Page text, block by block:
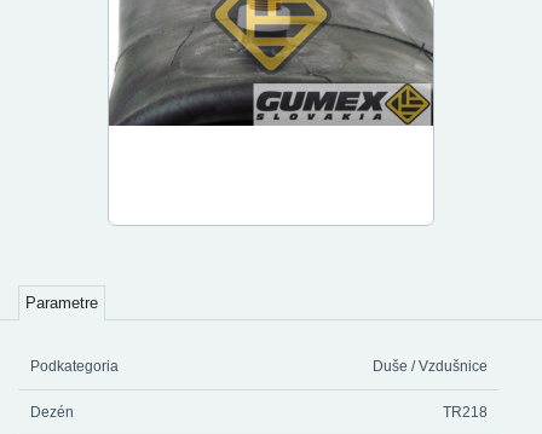
Parametre
Podkategoria Duše / Vzdušnice
Dezén TR218